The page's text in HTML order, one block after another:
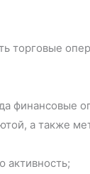
торговые
финансовые
а также
активность;